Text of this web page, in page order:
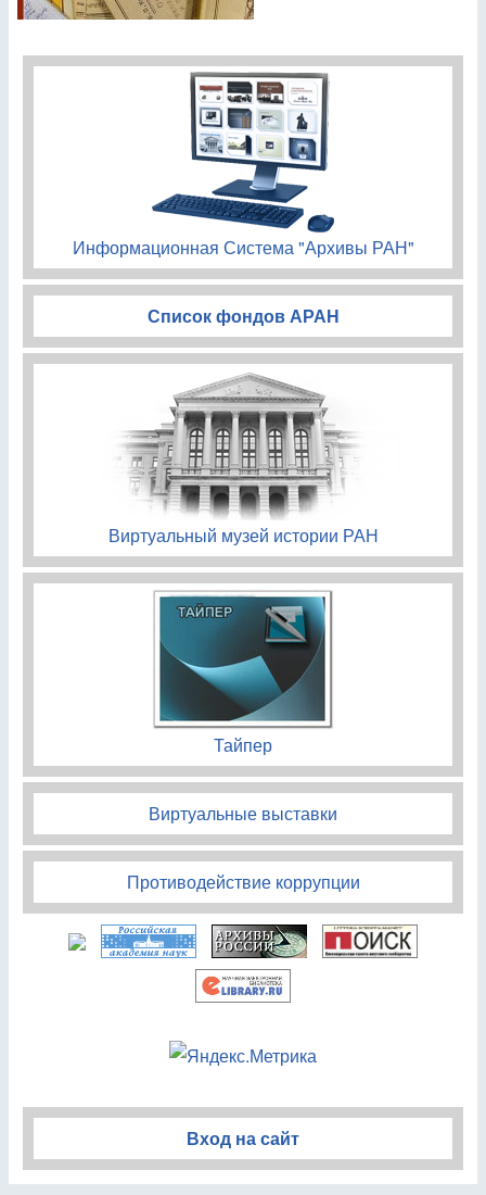
Информационная Система "Архивы РАН"
Список фондов АРАН
Виртуальный музей истории РАН
Тайпер
Виртуальные выставки
Противодействие коррупции
Вход на сайт